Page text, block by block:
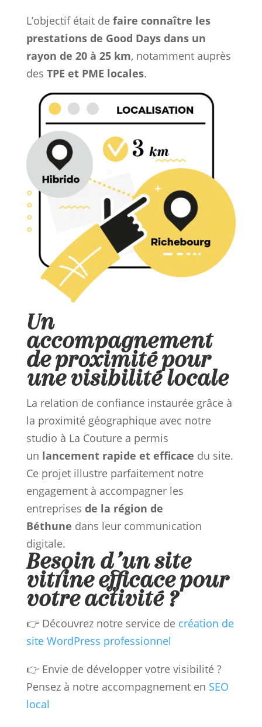
L’objectif était de faire connaître les
prestations de Good Days dans un
rayon de 20 à 25 km, notamment auprès
des TPE et PME locales.
Un
accompagnement
de proximité pour
une visibilité locale
La relation de confiance instaurée grâce à
la proximité géographique avec notre
studio à La Couture a permis
un lancement rapide et efficace du site.
Ce projet illustre parfaitement notre
engagement à accompagner les
entreprises de la région de
Béthune dans leur communication
digitale.
Besoin d’un site
vitrine efficace pour
votre activité ?
👉 Découvrez notre service de création de
site WordPress professionnel
👉 Envie de développer votre visibilité ?
Pensez à notre accompagnement en SEO
local